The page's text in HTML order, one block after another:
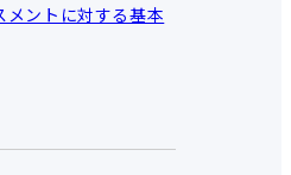
メントに対する基本